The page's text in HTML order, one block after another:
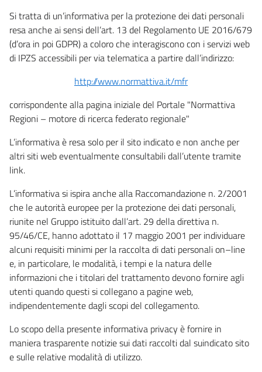
Si tratta di un’informativa per la protezione dei dati personali
resa anche ai sensi dell’art. 13 del Regolamento UE 2016/679
(d’ora in poi GDPR) a coloro che interagiscono con i servizi web
di IPZS accessibili per via telematica a partire dall’indirizzo:
http://www.normattiva.it/mfr
corrispondente alla pagina iniziale del Portale "Normattiva
Regioni – motore di ricerca federato regionale"
L’informativa è resa solo per il sito indicato e non anche per
altri siti web eventualmente consultabili dall’utente tramite
link.
L’informativa si ispira anche alla Raccomandazione n. 2/2001
che le autorità europee per la protezione dei dati personali,
riunite nel Gruppo istituito dall’art. 29 della direttiva n.
95/46/CE, hanno adottato il 17 maggio 2001 per individuare
alcuni requisiti minimi per la raccolta di dati personali on–line
e, in particolare, le modalità, i tempi e la natura delle
informazioni che i titolari del trattamento devono fornire agli
utenti quando questi si collegano a pagine web,
indipendentemente dagli scopi del collegamento.
Lo scopo della presente informativa privacy è fornire in
maniera trasparente notizie sui dati raccolti dal suindicato sito
e sulle relative modalità di utilizzo.